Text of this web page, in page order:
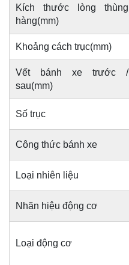
Kích thước lòng thùng
hàng(mm)
Khoảng cách trục(mm)
Vết bánh xe trước /
sau(mm)
Số trục
Công thức bánh xe
Loại nhiên liệu
Nhãn hiệu động cơ
Loại động cơ